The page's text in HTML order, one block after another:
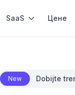
SaaS Цене
New Dobijte